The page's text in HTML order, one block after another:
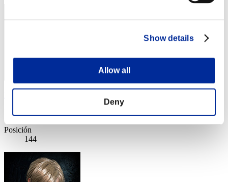
Show details
Allow all
Deny
Puntos:Lv:40/04'40"66
Posición
144